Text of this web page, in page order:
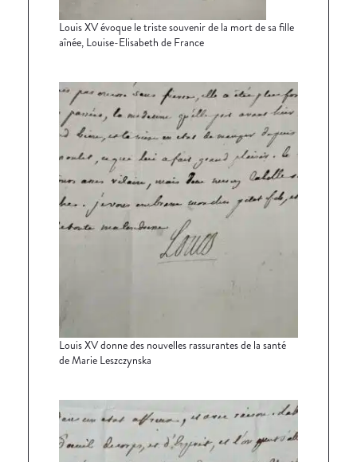
Louis XV évoque le triste souvenir de la mort de sa fille
aînée, Louise-Elisabeth de France
Louis XV donne des nouvelles rassurantes de la santé
de Marie Leszczynska